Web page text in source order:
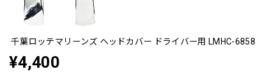
千葉ロッテマリーンズ ヘッドカバー ドライバー用 LMHC-6858
¥4,400